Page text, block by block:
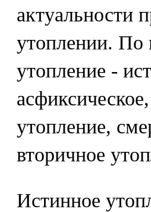
актуальности
утоплении. По
утопление -
утопление,
вторичное
Истинное